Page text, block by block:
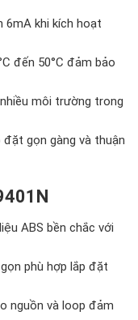
6mA khi kích hoạt
đến 50°C đảm bảo
môi trường trong
gọn gàng và thuận
ABS bền chắc với
phù hợp lắp đặt
nguồn và loop đảm